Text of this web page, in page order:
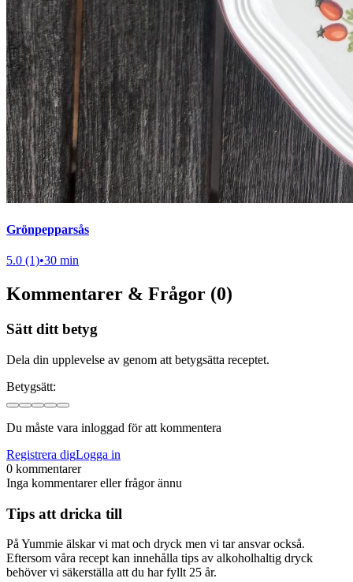
Grönpepparsås
5.0 (1)•30 min
Kommentarer & Frågor (0)
Sätt ditt betyg
Dela din upplevelse av genom att betygsätta receptet.
Betygsätt:
Du måste vara inloggad för att kommentera
Registrera digLogga in
0 kommentarer
Inga kommentarer eller frågor ännu
Tips att dricka till
På Yummie älskar vi mat och dryck men vi tar ansvar också.
Eftersom våra recept kan innehålla tips av alkoholhaltig dryck
behöver vi säkerställa att du har fyllt 25 år.